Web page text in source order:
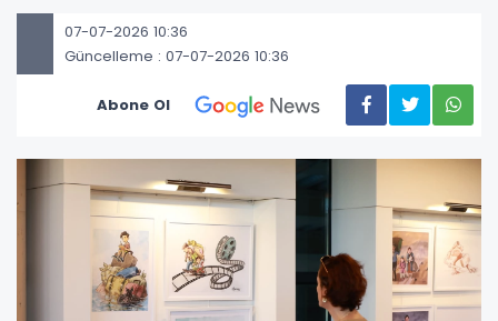
07-07-2026 10:36
Güncelleme : 07-07-2026 10:36
Abone Ol